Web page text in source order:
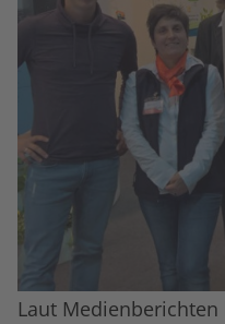
Laut Medienberichten